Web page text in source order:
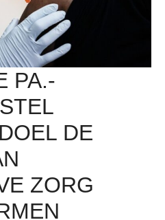
PA.-
DE
ZORG